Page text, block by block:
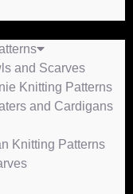
and Scarves
Knitting Patterns
and Cardigans
Knitting Patterns